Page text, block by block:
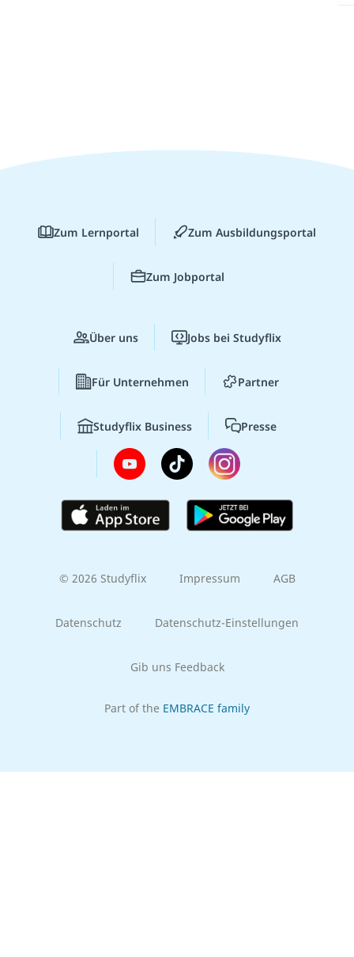
Zum Lernportal Zum Ausbildungsportal
Zum Jobportal
Über uns Jobs bei Studyflix
Für Unternehmen Partner
Studyflix Business Presse
© 2026 Studyflix Impressum AGB
Datenschutz Datenschutz-Einstellungen
Gib uns Feedback
Part of the EMBRACE family